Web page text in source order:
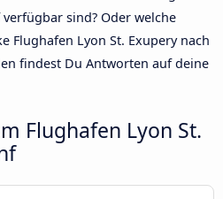
sind? Oder welche
Flughafen Lyon St. Exupery nach
findest Du Antworten auf deine
Flughafen Lyon St.